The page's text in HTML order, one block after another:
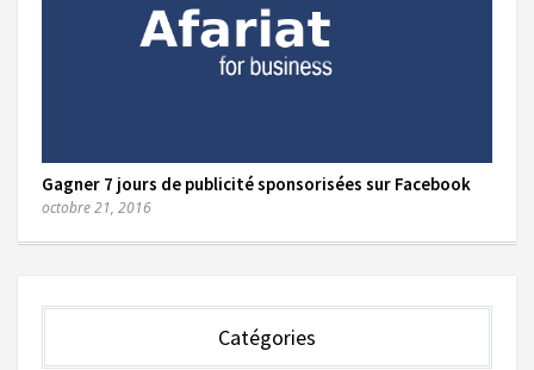
Gagner 7 jours de publicité sponsorisées sur Facebook
octobre 21, 2016
Catégories